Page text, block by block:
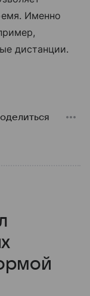
Именно
дистанции.